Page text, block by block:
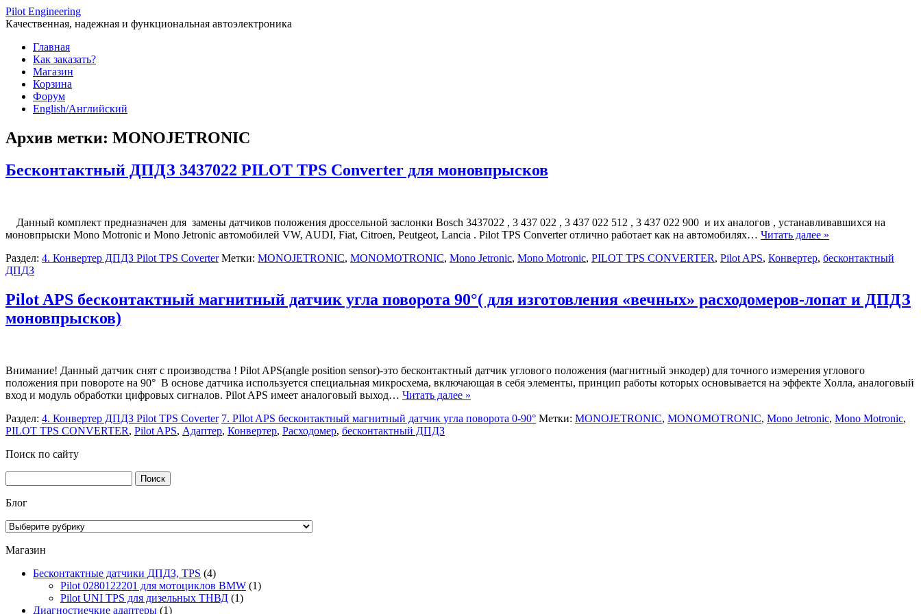
Перейти
к
Pilot Engineering
Качественная, надежная и функциональная автоэлектроника
Главная
Как заказать?
Магазин
Корзина
Форум
English/Английский
Архив метки: MONOJETRONIC
Бесконтактный ДПДЗ 3437022 PILOT TPS Converter для моновпрысков
Данный комплект предназначен для замены датчиков положения дроссельной заслонки Bosch 3437022 , 3 437 022 , 3 437 022 512 , 3 437 022 900 и их аналогов , устанавливавшихся на
моновпрыски Mono Motronic и Mono Jetronic автомобилей VW, AUDI, Fiat, Citroen, Peutgeot, Lancia . Pilot TPS Converter отлично работает как на автомобилях… Читать далее »
Раздел: 4. Конвертер ДПДЗ Pilot TPS Coverter Метки: MONOJETRONIC, MONOMOTRONIC, Mono Jetronic, Mono Motronic, PILOT TPS CONVERTER, Pilot APS, Конвертер, бесконтактный
ДПДЗ
Pilot APS бесконтактный магнитный датчик угла поворота 90°( для изготовления «вечных» расходомеров-лопат и ДПДЗ
моновпрысков)
Внимание! Данный датчик снят с производства ! Pilot APS(angle position sensor)-это бесконтактный датчик углового положения (магнитный энкодер) для точного измерения углового
положения при повороте на 90° В основе датчика используется специальная микросхема, включающая в себя элементы, принцип работы которых основывается на эффекте Холла, аналоговый
вход и модуль обработки цифровых сигналов. Pilot APS имеет аналоговый выход… Читать далее »
Раздел: 4. Конвертер ДПДЗ Pilot TPS Coverter 7. PIlot APS бесконтактный магнитный датчик угла поворота 0-90° Метки: MONOJETRONIC, MONOMOTRONIC, Mono Jetronic, Mono Motronic,
PILOT TPS CONVERTER, Pilot APS, Адаптер, Конвертер, Расходомер, бесконтактный ДПДЗ
Поиск по сайту
Блог
Блог
Магазин
Бесконтактные датчики ДПДЗ, TPS (4)
Pilot 0280122201 для мотоциклов BMW (1)
Pilot UNI TPS для дизельных ТНВД (1)
Диагностиечкие адаптеры (1)